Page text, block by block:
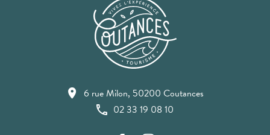
6 rue Milon, 50200 Coutances
02 33 19 08 10